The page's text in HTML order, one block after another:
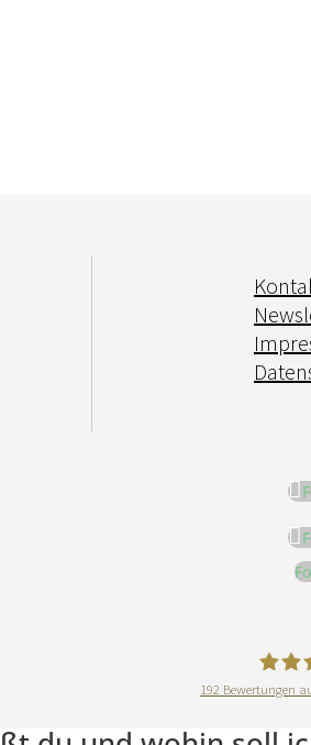
192 Bewertungen